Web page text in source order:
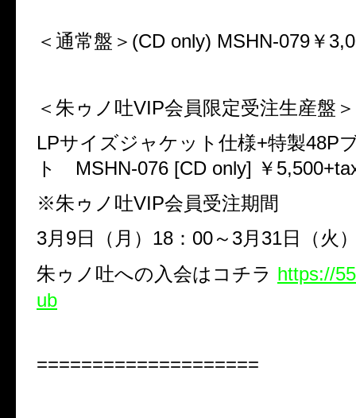
＜通常盤＞ (CD only) MSHN-079 ￥
＜朱ゥノ吐VIP会員限定受注生産盤＞
LPサイズジャケット仕様+特製48P
ト MSHN-076 [CD only] ￥
※朱ゥノ吐VIP会員受注期間
3月 9日（月） 18 ： 00～ 3月 31日（火
朱ゥノ吐への入会はコチラ https://
ub
====================